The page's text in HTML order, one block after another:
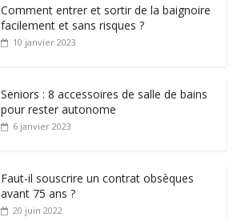
Comment entrer et sortir de la baignoire
facilement et sans risques ?
10 janvier 2023
Seniors : 8 accessoires de salle de bains
pour rester autonome
6 janvier 2023
Faut-il souscrire un contrat obsèques
avant 75 ans ?
20 juin 2022